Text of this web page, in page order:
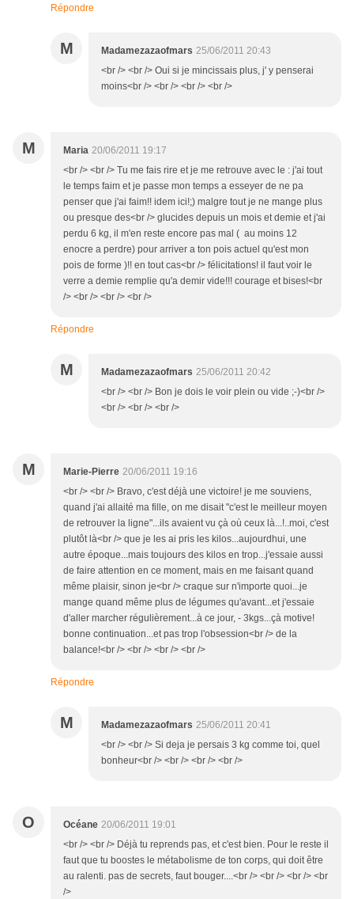
Répondre
M Madamezazaofmars 25/06/2011 20:43
<br /> <br /> Oui si je mincissais plus, j' y penserai
moins<br /> <br /> <br /> <br />
M Maria 20/06/2011 19:17
<br /> <br /> Tu me fais rire et je me retrouve avec le : j'ai tout
le temps faim et je passe mon temps a esseyer de ne pa
penser que j'ai faim!! idem ici!;) malgre tout je ne mange plus
ou presque des<br /> glucides depuis un mois et demie et j'ai
perdu 6 kg, il m'en reste encore pas mal ( au moins 12
enocre a perdre) pour arriver a ton pois actuel qu'est mon
pois de forme )!! en tout cas<br /> félicitations! il faut voir le
verre a demie remplie qu'a demir vide!!! courage et bises!<br
/> <br /> <br /> <br />
Répondre
M Madamezazaofmars 25/06/2011 20:42
<br /> <br /> Bon je dois le voir plein ou vide ;-)<br />
<br /> <br /> <br />
M Marie-Pierre 20/06/2011 19:16
<br /> <br /> Bravo, c'est déjà une victoire! je me souviens,
quand j'ai allaité ma fille, on me disait "c'est le meilleur moyen
de retrouver la ligne"...ils avaient vu çà où ceux là...!..moi, c'est
plutôt là<br /> que je les ai pris les kilos...aujourdhui, une
autre époque...mais toujours des kilos en trop...j'essaie aussi
de faire attention en ce moment, mais en me faisant quand
même plaisir, sinon je<br /> craque sur n'importe quoi...je
mange quand même plus de légumes qu'avant...et j'essaie
d'aller marcher régulièrement...à ce jour, - 3kgs...çà motive!
bonne continuation...et pas trop l'obsession<br /> de la
balance!<br /> <br /> <br /> <br />
Répondre
M Madamezazaofmars 25/06/2011 20:41
<br /> <br /> Si deja je persais 3 kg comme toi, quel
bonheur<br /> <br /> <br /> <br />
O Océane 20/06/2011 19:01
<br /> <br /> Déjà tu reprends pas, et c'est bien. Pour le reste il
faut que tu boostes le métabolisme de ton corps, qui doit être
au ralenti. pas de secrets, faut bouger....<br /> <br /> <br /> <br
/>